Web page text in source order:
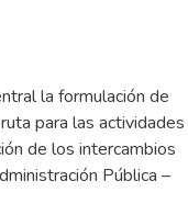
la formulación de
para las actividades
de los intercambios
Pública –